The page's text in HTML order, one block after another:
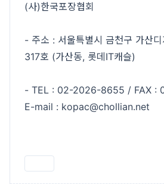
(사)한국포장협회
- 주소 : 서울특별시 금천구 가산
317호 (가산동, 롯데IT캐슬)
- TEL : 02-2026-8655 / FAX :
E-mail : kopac@chollian.net